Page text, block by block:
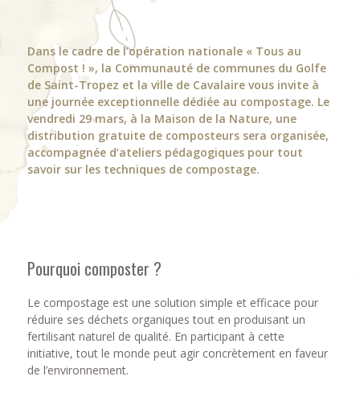
Dans le cadre de l’opération nationale « Tous au
Compost ! », la Communauté de communes du Golfe
de Saint-Tropez et la ville de Cavalaire vous invite à
une journée exceptionnelle dédiée au compostage. Le
vendredi 29 mars, à la Maison de la Nature, une
distribution gratuite de composteurs sera organisée,
accompagnée d’ateliers pédagogiques pour tout
savoir sur les techniques de compostage.
Pourquoi composter ?
Le compostage est une solution simple et efficace pour
réduire ses déchets organiques tout en produisant un
fertilisant naturel de qualité. En participant à cette
initiative, tout le monde peut agir concrètement en faveur
de l’environnement.